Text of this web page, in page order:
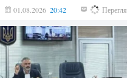
01.08.2026 20:42 177